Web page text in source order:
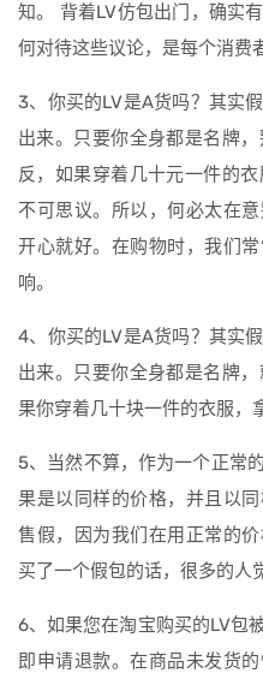
知。 背着LV仿包出门，确实
何对待这些议论，是每个消费
3、你买的LV是A货吗？其实
出来。只要你全身都是名牌
反，如果穿着几十元一件的
不可思议。所以，何必太在
开心就好。在购物时，我们
响。
4、你买的LV是A货吗？其实
出来。只要你全身都是名牌
果你穿着几十块一件的衣服，
5、当然不算，作为一个正常
果是以同样的价格，并且以
售假，因为我们在用正常的
买了一个假包的话，很多的人
6、如果您在淘宝购买的LV包
即申请退款。在商品未发货